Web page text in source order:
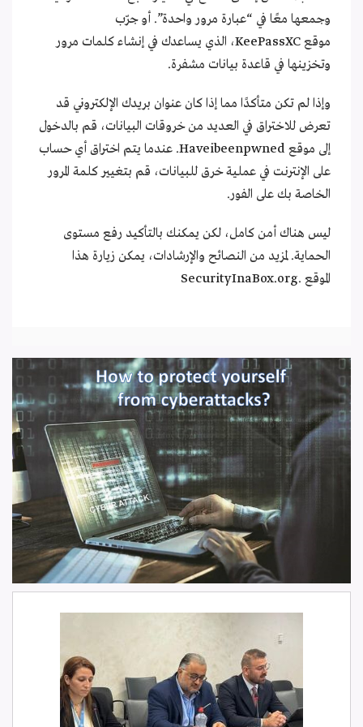
وجمعها معًا في “عبارة مرور واحدة”. أو جرّب
موقع KeePassXC، الذي يساعدك في إنشاء كلمات مرور
وتخزينها في قاعدة بيانات مشفرة.
وإذا لم تكن متأكدًا مما إذا كان عنوان بريدك الإلكتروني قد
تعرض للاختراق في العديد من خروقات البيانات، قم بالدخول
إلى موقع Haveibeenpwned. عندما يتم اختراق أي حساب
على الإنترنت في عملية خرق للبيانات، قم بتغيير كلمة المرور
الخاصة بك على الفور.
ليس هناك أمن كامل، لكن يمكنك بالتأكيد رفع مستوى
الحماية. لمزيد من النصائح والإرشادات، يمكن زيارة هذا
الموقع .SecurityInaBox.org